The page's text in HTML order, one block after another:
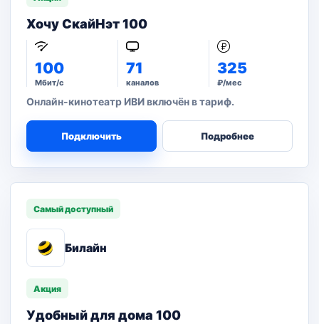
Хочу СкайНэт 100
100
Мбит/с
71
каналов
325
₽/мес
Онлайн-кинотеатр ИВИ включён в тариф.
Подключить Подробнее
Самый доступный
Билайн
Акция
Удобный для дома 100